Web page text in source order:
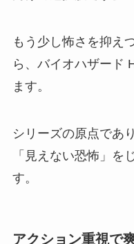
もう少し怖さを抑え
ら、バイオハザード
ます。
シリーズの原点であ
「見えない恐怖」を
す。
アクション重視で